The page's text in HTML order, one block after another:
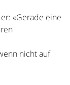
«Gerade eine
nicht auf